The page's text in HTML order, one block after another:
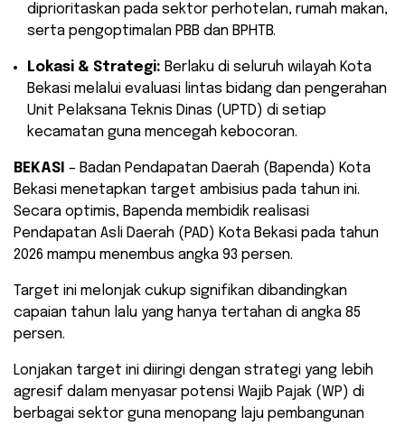
diprioritaskan pada sektor perhotelan, rumah makan,
serta pengoptimalan PBB dan BPHTB.
Lokasi & Strategi: Berlaku di seluruh wilayah Kota
Bekasi melalui evaluasi lintas bidang dan pengerahan
Unit Pelaksana Teknis Dinas (UPTD) di setiap
kecamatan guna mencegah kebocoran.
BEKASI – Badan Pendapatan Daerah (Bapenda) Kota
Bekasi menetapkan target ambisius pada tahun ini.
Secara optimis, Bapenda membidik realisasi
Pendapatan Asli Daerah (PAD) Kota Bekasi pada tahun
2026 mampu menembus angka 93 persen.
Target ini melonjak cukup signifikan dibandingkan
capaian tahun lalu yang hanya tertahan di angka 85
persen.
​Lonjakan target ini diiringi dengan strategi yang lebih
agresif dalam menyasar potensi Wajib Pajak (WP) di
berbagai sektor guna menopang laju pembangunan